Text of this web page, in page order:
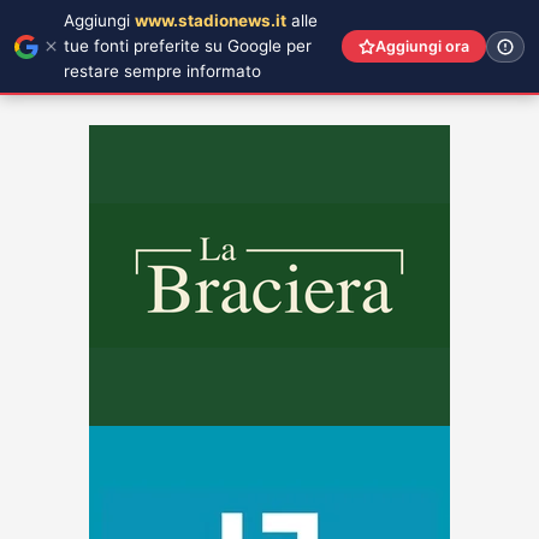
Aggiungi www.stadionews.it alle
tue fonti preferite su Google per
restare sempre informato
Aggiungi ora